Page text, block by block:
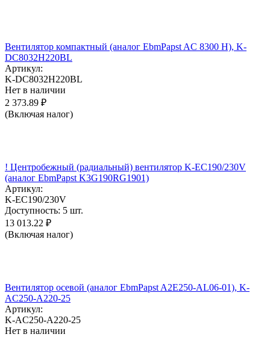
Вентилятор компактный (аналог EbmPapst AC 8300 H), K-
DC8032H220BL
Артикул:
K-DC8032H220BL
Нет в наличии
2 373.89 ₽
(Включая налог)
! Центробежный (радиальный) вентилятор K-EC190/230V
(аналог EbmPapst K3G190RG1901)
Артикул:
K-EC190/230V
Доступность: 5 шт.
13 013.22 ₽
(Включая налог)
Вентилятор осевой (аналог EbmPapst A2E250-AL06-01), K-
AC250-A220-25
Артикул:
K-AC250-A220-25
Нет в наличии